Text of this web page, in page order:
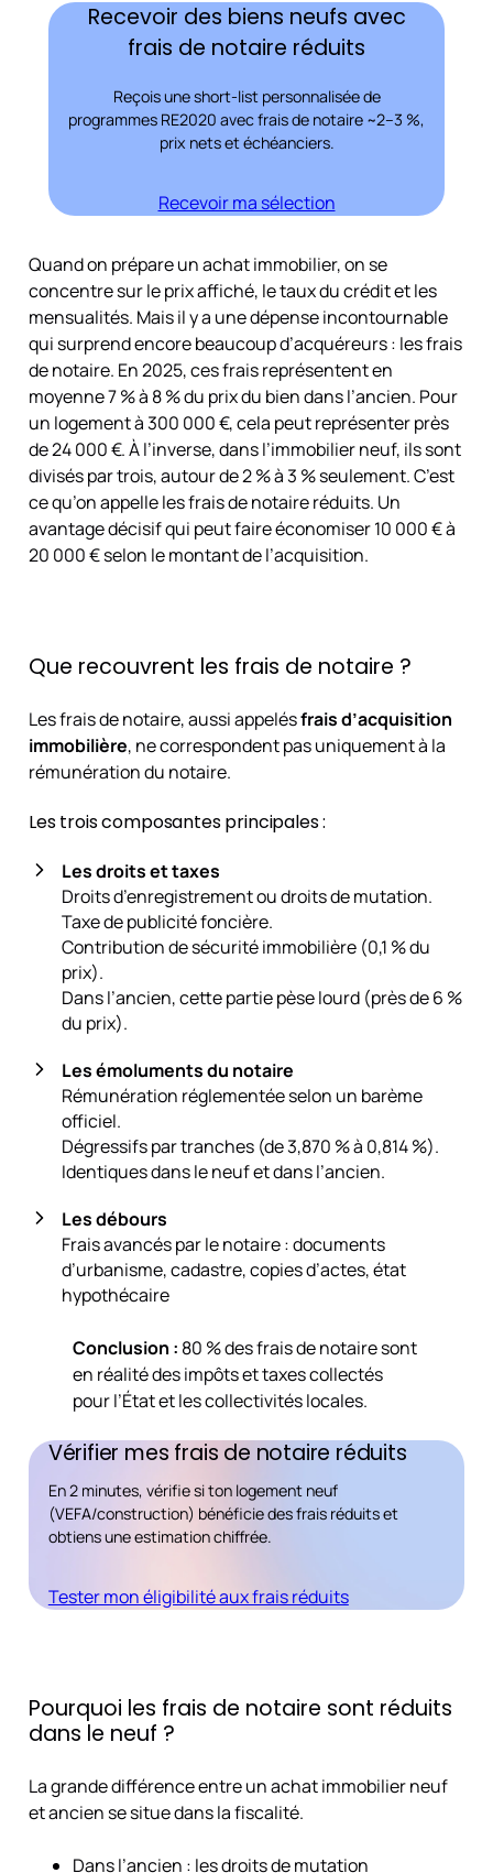
Quand on prépare un achat immobilier, on se
concentre sur le prix affiché, le taux du crédit et les
mensualités. Mais il y a une dépense incontournable
qui surprend encore beaucoup d’acquéreurs : les frais
de notaire. En 2025, ces frais représentent en
moyenne 7 % à 8 % du prix du bien dans l’ancien. Pour
un logement à 300 000 €, cela peut représenter près
de 24 000 €. À l’inverse, dans l’immobilier neuf, ils sont
divisés par trois, autour de 2 % à 3 % seulement. C’est
ce qu’on appelle les frais de notaire réduits. Un
avantage décisif qui peut faire économiser 10 000 € à
20 000 € selon le montant de l’acquisition.
Que recouvrent les frais de notaire ?
Les frais de notaire, aussi appelésfrais d’acquisition
immobilière, ne correspondent pas uniquement à la
rémunération du notaire.
Les trois composantes principales :
Les droits et taxes
Droits d’enregistrement ou droits de mutation.
Taxe de publicité foncière.
Contribution de sécurité immobilière (0,1 % du
prix).
Dans l’ancien, cette partie pèse lourd (près de 6 %
du prix).
Les émoluments du notaire
Rémunération réglementée selon un barème
officiel.
Dégressifs par tranches (de 3,870 % à 0,814 %).
Identiques dans le neuf et dans l’ancien.
Les débours
Frais avancés par le notaire : documents
d’urbanisme, cadastre, copies d’actes, état
hypothécaire
Conclusion : 80 % des frais de notaire sont
en réalité des impôts et taxes collectés
pour l’État et les collectivités locales.
Vérifier mes frais de notaire réduits
En 2 minutes, vérifie si ton logement neuf
(VEFA/construction) bénéficie des frais réduits et
obtiens une estimation chiffrée.
Tester mon éligibilité aux frais réduits
Pourquoi les frais de notaire sont réduits
dans le neuf ?
La grande différence entre un achat immobilier neuf
et ancien se situe dans la fiscalité.
Dans l’ancien : les droits de mutation
Recevoir des biens neufs avec
frais de notaire réduits
Reçois une short-list personnalisée de
programmes RE2020 avec frais de notaire ~2–3 %,
prix nets et échéanciers.
Recevoir ma sélection